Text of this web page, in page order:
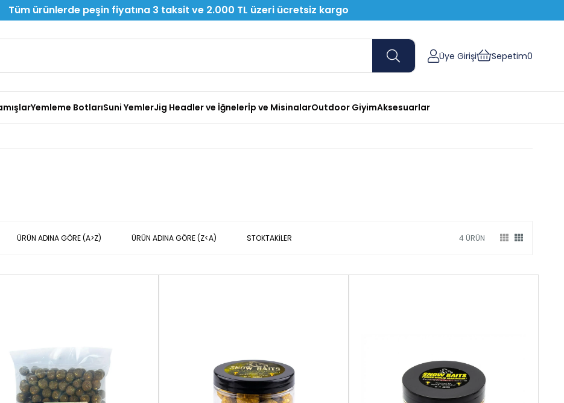
Tüm ürünlerde peşin fiyatına 3 taksit ve 2.000 TL üzeri ücretsiz kargo
Üye Girişi Sepetim0
Yemleme BotlarıSuni YemlerJig Headler ve İğnelerİp ve MisinalarOutdoor GiyimAksesuarlar
ÜRÜN ADINA GÖRE (A>Z) ÜRÜN ADINA GÖRE (Z<A) STOKTAKILER 4 ÜRÜN